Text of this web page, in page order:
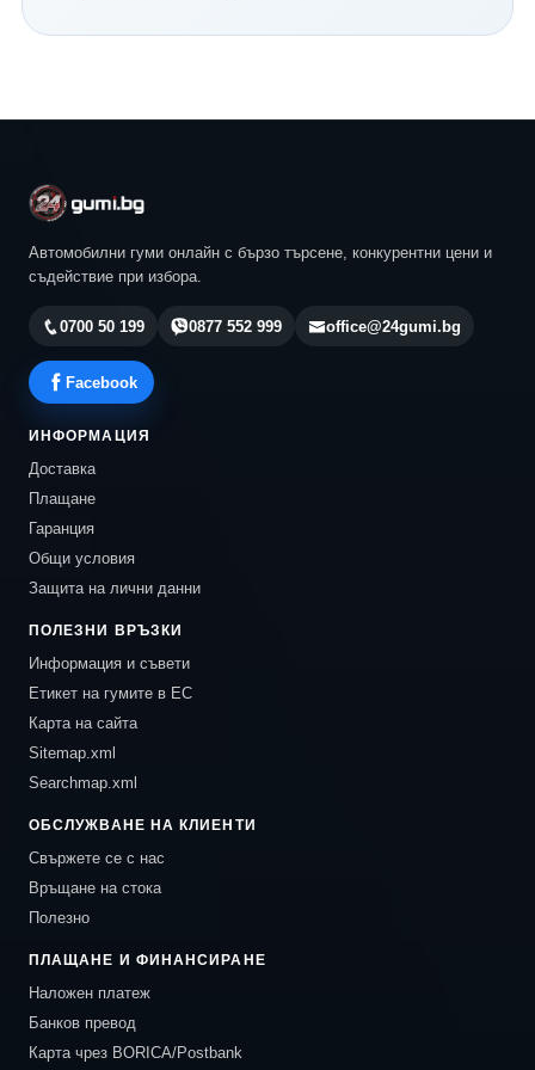
Автомобилни гуми онлайн с бързо търсене, конкурентни цени и
съдействие при избора.
0700 50 199 0877 552 999 office@24gumi.bg
Facebook
ИНФОРМАЦИЯ
Доставка
Плащане
Гаранция
Общи условия
Защита на лични данни
ПОЛЕЗНИ ВРЪЗКИ
Информация и съвети
Етикет на гумите в ЕС
Карта на сайта
Sitemap.xml
Searchmap.xml
ОБСЛУЖВАНЕ НА КЛИЕНТИ
Свържете се с нас
Връщане на стока
Полезно
ПЛАЩАНЕ И ФИНАНСИРАНЕ
Наложен платеж
Банков превод
Карта чрез BORICA/Postbank